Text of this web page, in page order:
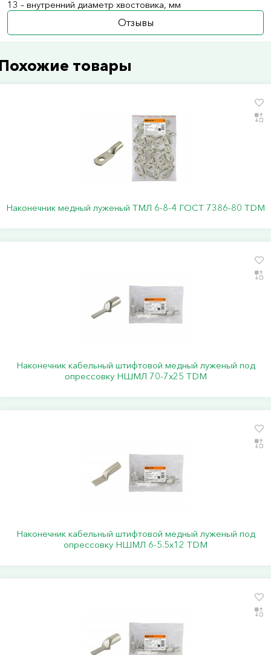
13 – внутренний диаметр хвостовика, мм
Отзывы
товары
Наконечник медный луженый ТМЛ 6-8-4 ГОСТ 7386-80 TDM
Наконечник кабельный штифтовой медный луженый под
опрессовку НШМЛ 70-7x25 TDM
Наконечник кабельный штифтовой медный луженый под
опрессовку НШМЛ 6-5.5x12 TDM